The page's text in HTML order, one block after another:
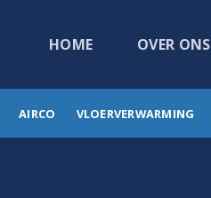
HOME OVER ONS
AIRCO VLOERVERWARMING